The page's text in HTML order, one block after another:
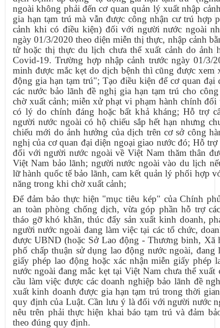
ngoài không phải đến cơ quan quản lý xuất nhập
gia hạn tạm trú mà vẫn được công nhận cư trú hợp
cảnh khi có điều kiện) đối với người nước ngoài
ngày 01/3/2020 theo diện miễn thị thực, nhập cảnh
tử hoặc thị thực du lịch chưa thể xuất cảnh do ảnh
Covid-19. Trường hợp nhập cảnh trước ngày 01/3/
minh được mắc kẹt do dịch bệnh thì cũng được xem
động gia hạn tạm trú"; Tạo điều kiện để cơ quan đại
các nước bảo lãnh đề nghị gia hạn tạm trú cho
chờ xuất cảnh; miễn xử phạt vi phạm hành chính
có lý do chính đáng hoặc bất khả kháng; Hỗ trợ
người nước ngoài có hộ chiếu sắp hết hạn nhưng
chiếu mới do ảnh hưởng của dịch trên cơ sở công
nghị của cơ quan đại diện ngoại giao nước đó; Hỗ trợ
đối với người nước ngoài về Việt Nam thăm thân
Việt Nam bảo lãnh; người nước ngoài vào du lịch
lữ hành quốc tế bảo lãnh, cam kết quản lý phối hợp
năng trong khi chờ xuất cảnh;
Để đảm bảo thực hiện "mục tiêu kép" của Chính
an toàn phòng chống dịch, vừa góp phần hỗ trợ
tháo gỡ khó khăn, thúc đẩy sản xuất kinh doanh,
người nước ngoài đang làm việc tại các tổ chức,
được UBND (hoặc Sở Lao động - Thương binh, Xã
phố chấp thuận sử dụng lao động nước ngoài,
giấy phép lao động hoặc xác nhận miễn giấy phép
nước ngoài đang mắc kẹt tại Việt Nam chưa thể xuất
cầu làm việc được các doanh nghiệp bảo lãnh đề
xuất kinh doanh được gia hạn tạm trú trong thời
quy định của Luật. Cần lưu ý là đối với người nước
nêu trên phải thực hiện khai báo tạm trú và đảm
theo đúng quy định.